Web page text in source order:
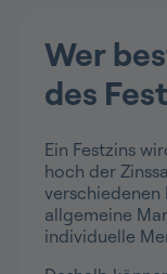
Wer
des
Ein Festzins
hoch der
verschiedenen
allgemeine
individuelle